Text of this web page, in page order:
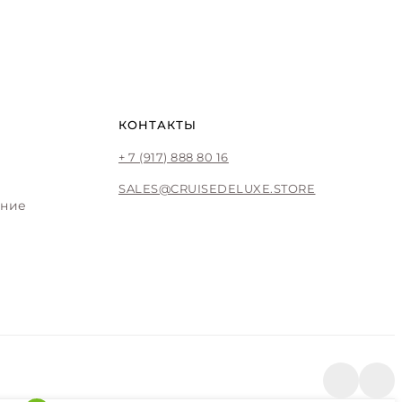
КОНТАКТЫ
+ 7 (917) 888 80 16
SALES@CRUISEDELUXE.STORE